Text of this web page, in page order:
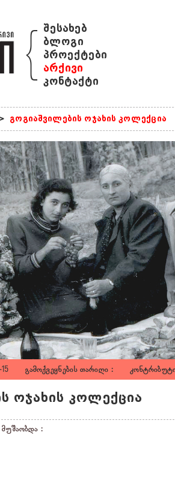
{ შესახებ
ბლოგი
პროექტები
არქივი
კონტაქტი
გოგიაშვილების ოჯახის კოლექცია
15 გამოქვეყნების თარიღი :
ოჯახის კოლექცია
: